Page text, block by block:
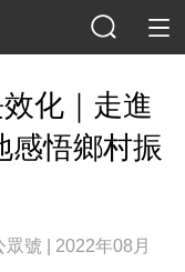
化｜走進
感悟鄉村振
號 | 2022年08月